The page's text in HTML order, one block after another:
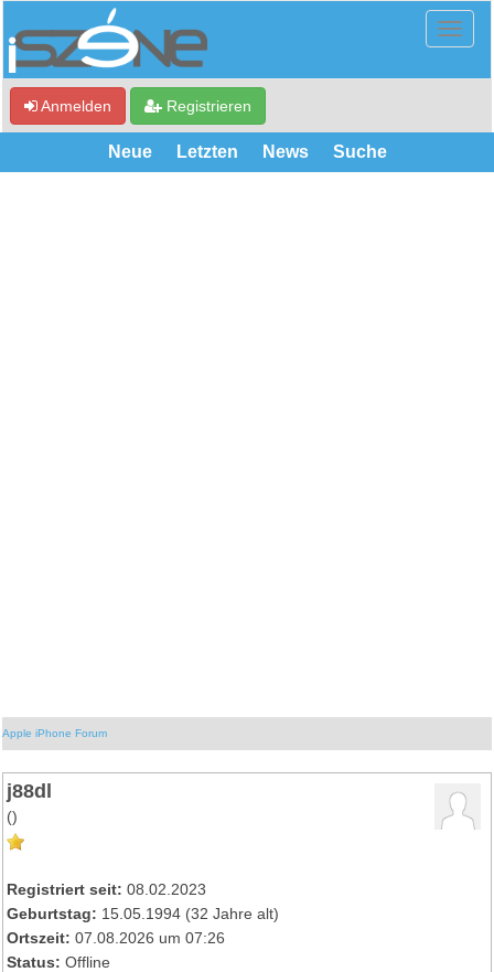
Anmelden Registrieren
Neue Letzten News Suche
Apple iPhone Forum
j88dl
()
Registriert seit: 08.02.2023
Geburtstag: 15.05.1994 (32 Jahre alt)
Ortszeit: 07.08.2026 um 07:26
Status: Offline